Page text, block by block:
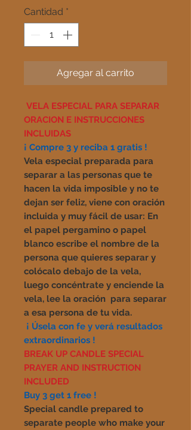
Cantidad *
Agregar al carrito
VELA ESPECIAL PARA SEPARAR
ORACION E INSTRUCCIONES
INCLUIDAS
¡ Compre 3 y reciba 1 gratis !
Vela especial preparada para
separar a las personas que te
hacen la vida imposible y no te
dejan ser feliz, viene con oración
incluida y muy fácil de usar: En
el papel pergamino o papel
blanco escribe el nombre de la
persona que quieres separar y
colócalo debajo de la vela,
luego concéntrate y enciende la
vela, lee la oración para separar
a esa persona de tu vida.
¡ Úsela con fe y verá resultados
extraordinarios !
BREAK UP CANDLE SPECIAL
PRAYER AND INSTRUCTION
INCLUDED
Buy 3 get 1 free !
Special candle prepared to
separate people who make your